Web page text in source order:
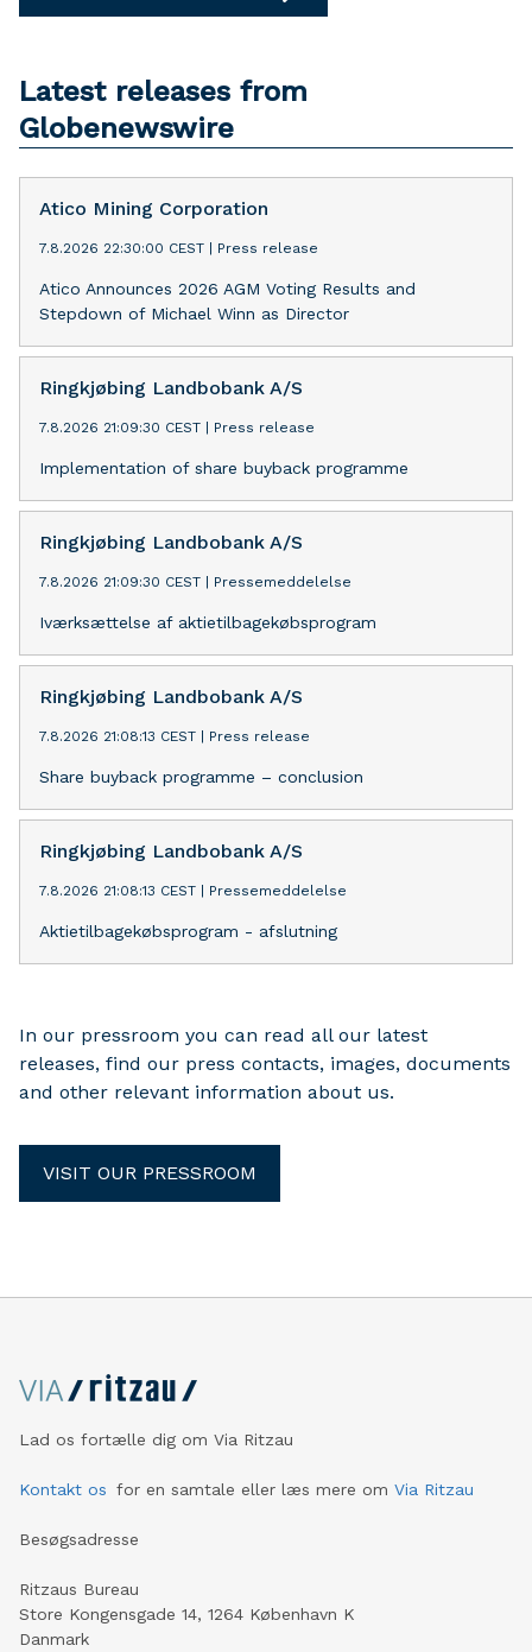
Latest releases from
Globenewswire
Atico Mining Corporation
7.8.2026 22:30:00 CEST Press release
Atico Announces 2026 AGM Voting Results and
Stepdown of Michael Winn as Director
Ringkjøbing Landbobank A/S
7.8.2026 21:09:30 CEST Press release
Implementation of share buyback programme
Ringkjøbing Landbobank A/S
7.8.2026 21:09:30 CEST Pressemeddelelse
Iværksættelse af aktietilbagekøbsprogram
Ringkjøbing Landbobank A/S
7.8.2026 21:08:13 CEST Press release
Share buyback programme – conclusion
Ringkjøbing Landbobank A/S
7.8.2026 21:08:13 CEST Pressemeddelelse
Aktietilbagekøbsprogram - afslutning
In our pressroom you can read all our latest
releases, find our press contacts, images, documents
and other relevant information about us.
VISIT OUR PRESSROOM
Lad os fortælle dig om Via Ritzau
Kontakt os for en samtale eller læs mere om Via Ritzau
Besøgsadresse
Ritzaus Bureau
Store Kongensgade 14, 1264 København K
Danmark